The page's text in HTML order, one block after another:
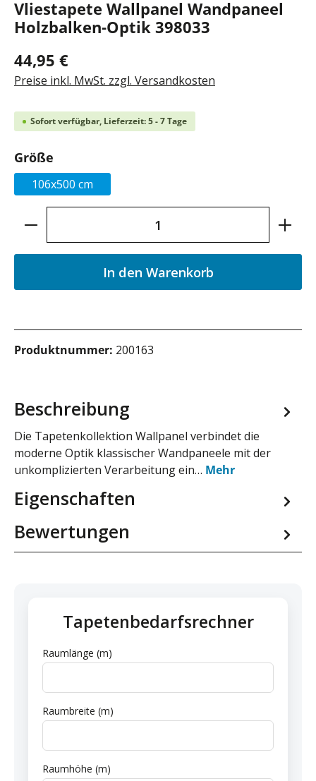
Vliestapete Wallpanel Wandpaneel
Holzbalken-Optik 398033
44,95 €
Preise inkl. MwSt. zzgl. Versandkosten
Sofort verfügbar, Lieferzeit: 5 - 7 Tage
Größe
106x500 cm
Produkt Anzahl: Gib den gewünschten
In den Warenkorb
Produktnummer: 200163
Beschreibung
Die Tapetenkollektion Wallpanel verbindet die
moderne Optik klassischer Wandpaneele mit der
unkomplizierten Verarbeitung ein… Mehr
Eigenschaften
Bewertungen
Tapetenbedarfsrechner
Raumlänge (m)
Raumbreite (m)
Raumhöhe (m)